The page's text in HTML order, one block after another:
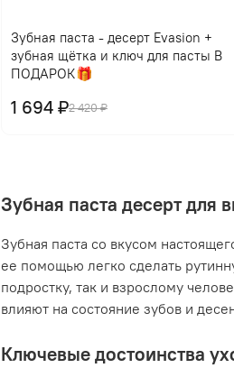
Зубная паста - десерт Evasion +
зубная щётка и ключ для пасты В
ПОДАРОК🎁
2 420 ₽
1 694 ₽
Зубная паста десерт для
Зубная паста со вкусом
ее помощью легко сделать
подростку, так и взрослому
влияют на состояние зубов и
Ключевые достоинства